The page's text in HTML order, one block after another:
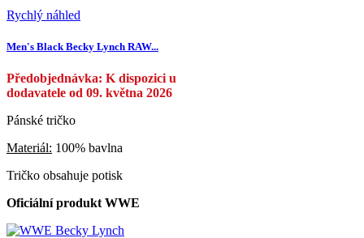
Rychlý náhled
Men's Black Becky Lynch RAW...
Předobjednávka: K dispozici u
dodavatele od 09. května 2026
Pánské tričko
Materiál: 100% bavlna
Tričko obsahuje potisk
Oficiální produkt WWE